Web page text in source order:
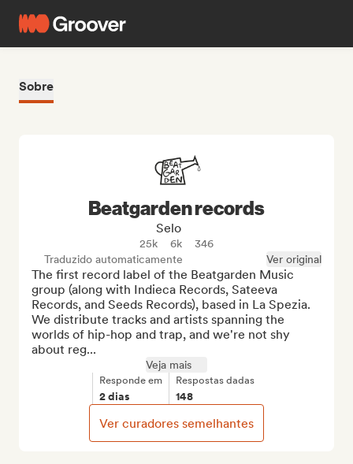
Sobre
Beatgarden records
Selo
25k 6k
346
Traduzido automaticamente
Ver original
The first record label of the Beatgarden Music
group (along with Indieca Records, Sateeva
Records, and Seeds Records), based in La Spezia.
We distribute tracks and artists spanning the
worlds of hip-hop and trap, and we're not shy
about reg...
Veja mais
Responde em
2 dias
Respostas dadas
148
Ver curadores semelhantes